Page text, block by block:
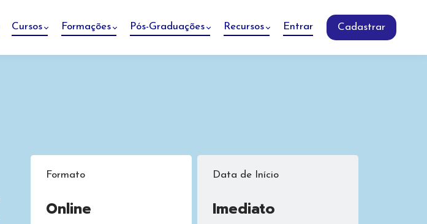
Cursos Formações Pós-Graduações Recursos Entrar Cadastrar
Formato
Online
Data de Início
Imediato